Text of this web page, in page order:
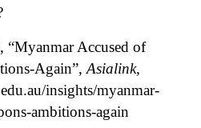
Accused of
Again”, Asialink,
insights/myanmar-
ambitions-again